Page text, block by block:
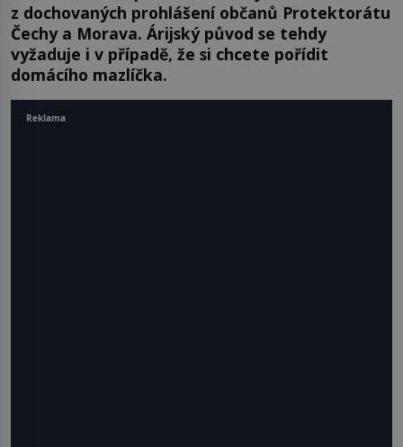
z dochovaných prohlášení občanů Protektorátu
Čechy a Morava. Árijský původ se tehdy
vyžaduje i v případě, že si chcete pořídit
domácího mazlíčka.
Reklama